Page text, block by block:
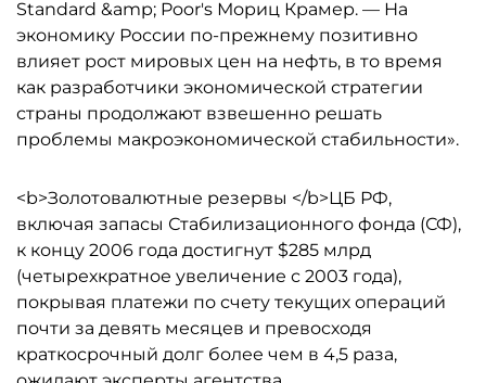
Standard &amp; Poor's Мориц Крамер. — На
экономику России по-прежнему позитивно
влияет рост мировых цен на нефть, в то время
как разработчики экономической стратегии
страны продолжают взвешенно решать
проблемы макроэкономической стабильности».
<b>Золотовалютные резервы </b>ЦБ РФ,
включая запасы Стабилизационного фонда (СФ),
к концу 2006 года достигнут $285 млрд
(четырехкратное увеличение с 2003 года),
покрывая платежи по счету текущих операций
почти за девять месяцев и превосходя
краткосрочный долг более чем в 4,5 раза,